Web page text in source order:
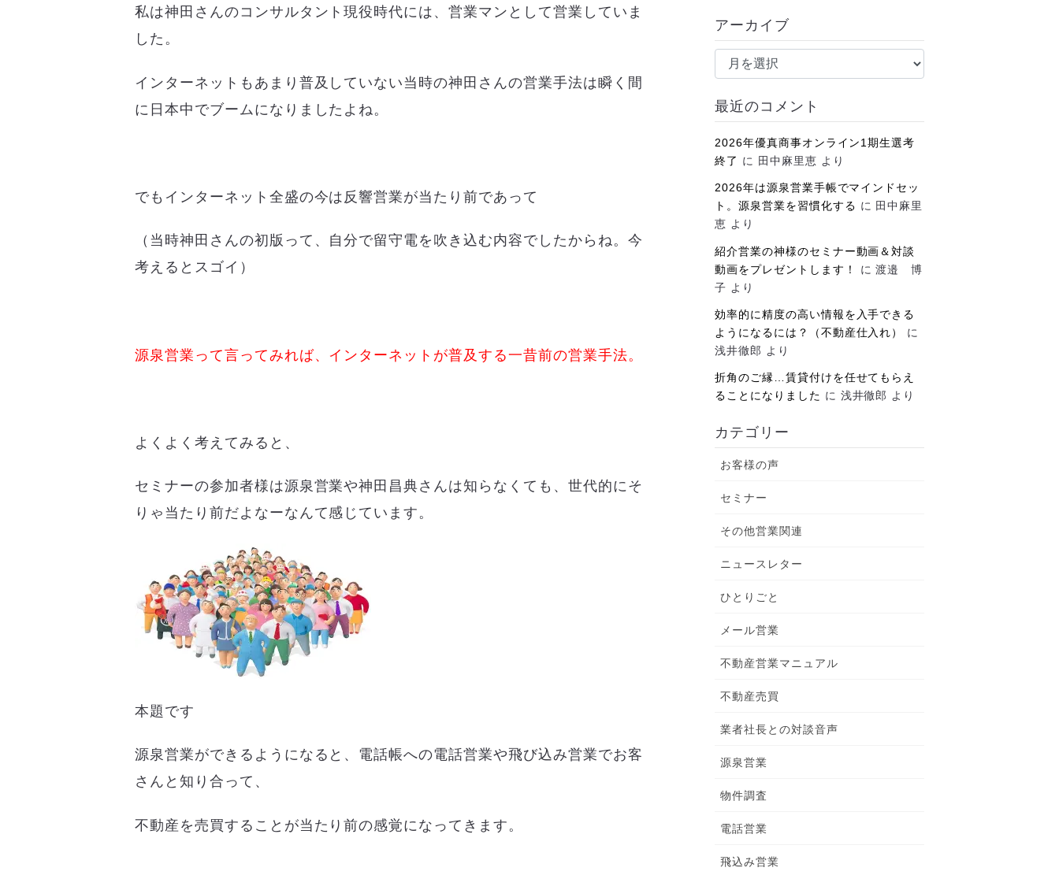
私は神田さんのコンサルタント現役時代には、営業マンとして営業していま
した。
インターネットもあまり普及していない当時の神田さんの営業手法は瞬く間
に日本中でブームになりましたよね。
でもインターネット全盛の今は反響営業が当たり前であって
（当時神田さんの初版って、自分で留守電を吹き込む内容でしたからね。今
考えるとスゴイ）
源泉営業って言ってみれば、インターネットが普及する一昔前の営業手法。
よくよく考えてみると、
セミナーの参加者様は源泉営業や神田昌典さんは知らなくても、世代的にそ
りゃ当たり前だよなーなんて感じています。
本題です
源泉営業ができるようになると、電話帳への電話営業や飛び込み営業でお客
さんと知り合って、
不動産を売買することが当たり前の感覚になってきます。
アーカイブ
ア
イ
ブ
最近のコメント
2026年優真商事オンライン1期生選考
終了 に 田中麻里恵 より
2026年は源泉営業手帳でマインドセッ
ト。源泉営業を習慣化する に 田中麻里
恵 より
紹介営業の神様のセミナー動画＆対談
動画をプレゼントします！
に渡邉 博
子 より
効率的に精度の高い情報を入手できる
ようになるには？（不動産仕入れ）
に
浅井徹郎 より
折角のご縁…賃貸付けを任せてもらえ
ることになりました に 浅井徹郎 より
カテゴリー
お客様の声
セミナー
その他営業関連
ニュースレター
ひとりごと
メール営業
不動産営業マニュアル
不動産売買
業者社長との対談音声
源泉営業
物件調査
電話営業
飛込み営業